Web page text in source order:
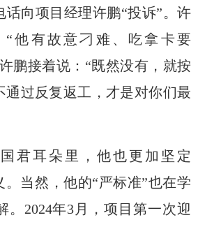
话向项目经理许鹏“投诉”。许
“他有故意刁难、吃拿卡要
鹏接着说：“既然没有，就按
通过反复返工，才是对你们最
君耳朵里，他也更 加坚定
。 当然，他的“严标准”也在学
。 2024年3月，项目第一次迎